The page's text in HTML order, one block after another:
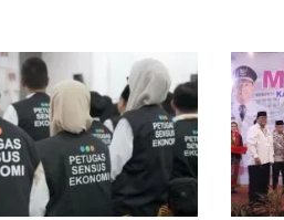
Sinyal